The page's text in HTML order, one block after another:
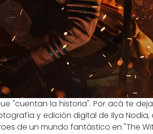
"cuentan la historia". Por acá te
y edición digital de Ilya
de un mundo fantástico en "The